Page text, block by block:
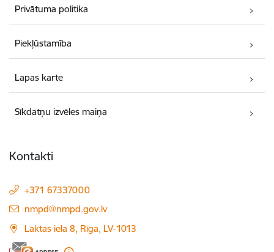
Privātuma politika
Piekļūstamība
Lapas karte
Sīkdatņu izvēles maiņa
Kontakti
+371 67337000
E-pasts:
nmpd@nmpd.gov.lv
Laktas iela 8, Rīga, LV-1013